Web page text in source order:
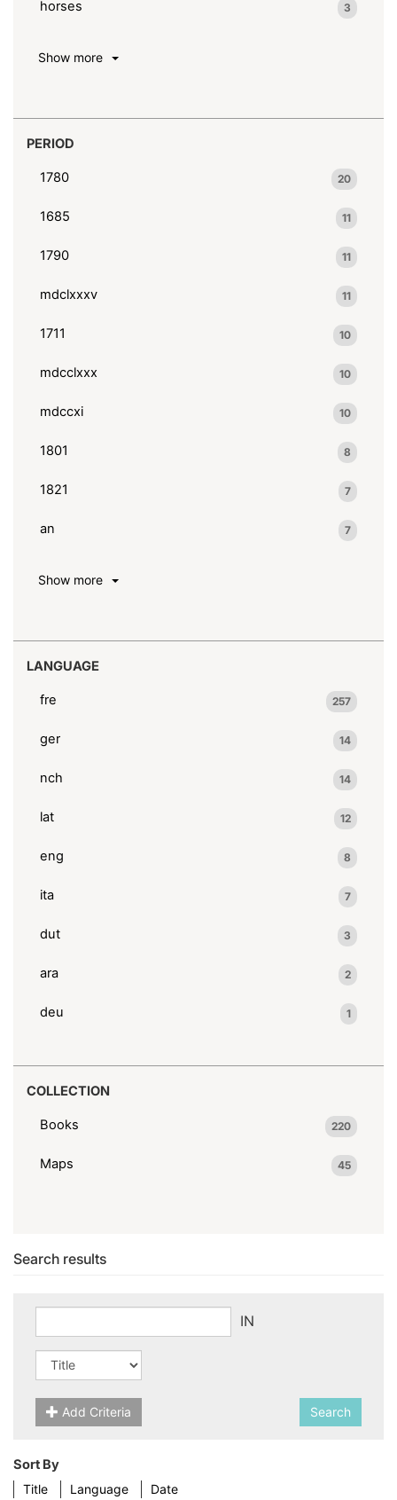
horses 3
Show more
PERIOD
1780 20
1685 11
1790 11
mdclxxxv 11
1711 10
mdcclxxx 10
mdccxi 10
1801 8
1821 7
an 7
Show more
LANGUAGE
fre 257
ger 14
nch 14
lat 12
eng 8
ita 7
dut 3
ara 2
deu 1
COLLECTION
Books 220
Maps 45
Search results
IN
Add Criteria Search
Sort By
Title Language Date